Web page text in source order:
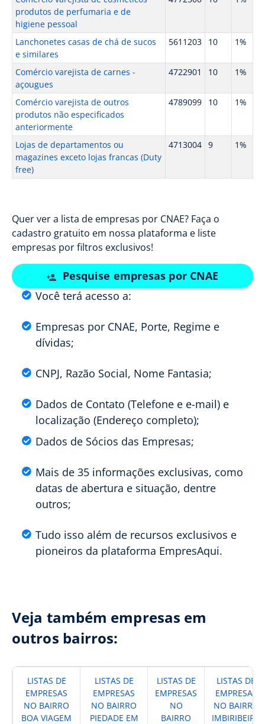
produtos de perfumaria e de
higiene pessoal
Lanchonetes casas de chá de sucos
e similares
5611203 10 1%
Comércio varejista de carnes -
açougues
4722901 10 1%
Comércio varejista de outros
produtos não especificados
anteriormente
4789099 10 1%
Lojas de departamentos ou
magazines exceto lojas francas (Duty
free)
4713004 9 1%
Quer ver a lista de empresas por CNAE? Faça o
cadastro gratuito em nossa plataforma e liste
empresas por filtros exclusivos!
Pesquise empresas por CNAE
Você terá acesso a:
Empresas por CNAE, Porte, Regime e
dívidas;
CNPJ, Razão Social, Nome Fantasia;
Dados de Contato (Telefone e e-mail) e
localização (Endereço completo);
Dados de Sócios das Empresas;
Mais de 35 informações exclusivas, como
datas de abertura e situação, dentre
outros;
Tudo isso além de recursos exclusivos e
pioneiros da plataforma EmpresAqui.
Veja também empresas em
outros bairros:
LISTAS DE
EMPRESAS
NO BAIRRO
BOA VIAGEM
LISTAS DE
EMPRESAS
NO BAIRRO
PIEDADE EM
LISTAS DE
EMPRESAS
NO
BAIRRO
LISTAS DE
EMPRESAS
NO BAIRRO
IMBIRIBEIRA